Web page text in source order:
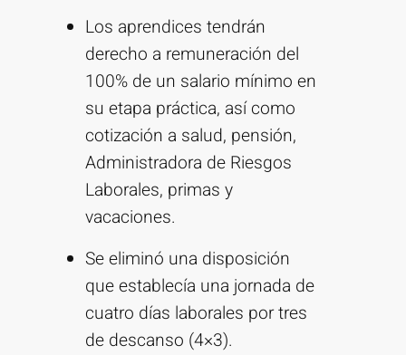
Los aprendices tendrán
derecho a remuneración del
100% de un salario mínimo en
su etapa práctica, así como
cotización a salud, pensión,
Administradora de Riesgos
Laborales, primas y
vacaciones.
Se eliminó una disposición
que establecía una jornada de
cuatro días laborales por tres
de descanso (4×3).